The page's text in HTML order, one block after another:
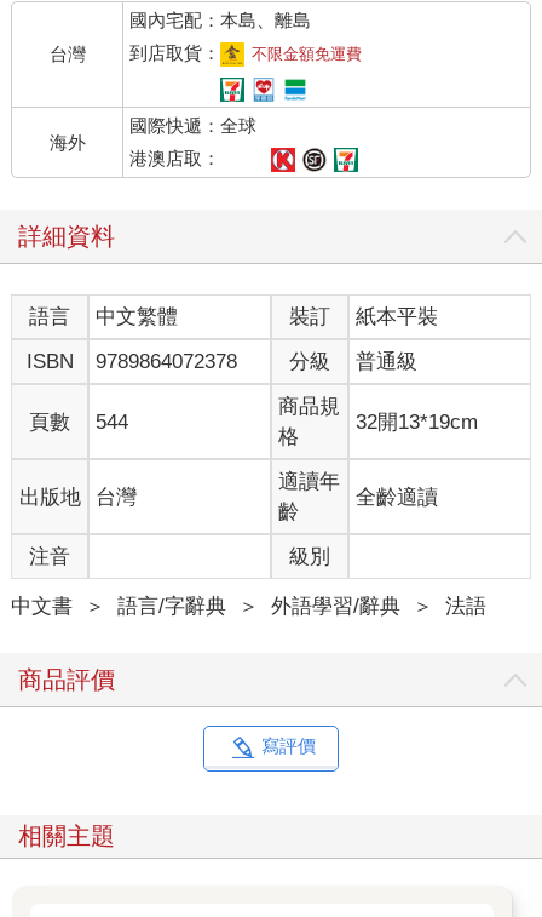
台灣
國內宅配：本島、離島
到店取貨：
不限金額免運費
海外
國際快遞：全球
港澳店取：
詳細資料
語言 中文繁體 裝訂
紙本平裝
ISBN
9789864072378 分級 普通級
頁數 544
商品規
格
32開13*19cm
出版地 台灣
適讀年
齡
全齡適讀
注音 級別
中文書 ＞ 語言/字辭典 ＞ 外語學習/辭典 ＞ 法語
商品評價
寫評價
相關主題